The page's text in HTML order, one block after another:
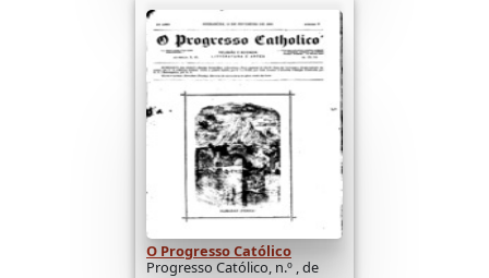
O Progresso Católico
Progresso Católico, n.º , de